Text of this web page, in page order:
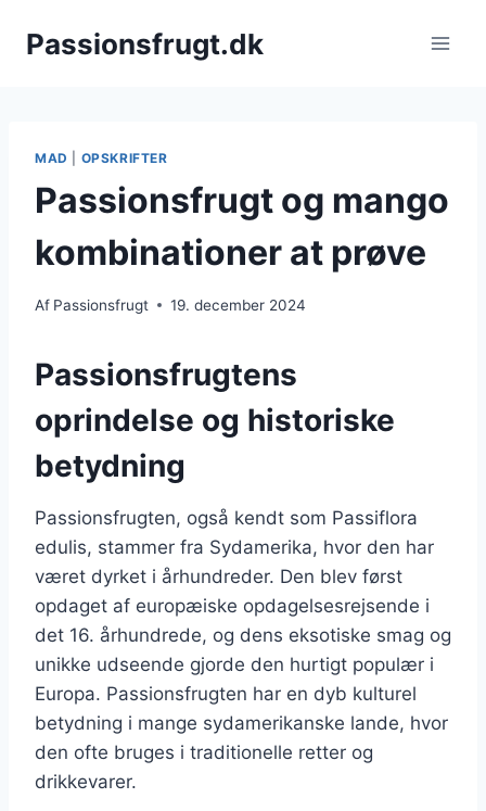
Passionsfrugt.dk
MAD OPSKRIFTER
Passionsfrugt og mango
kombinationer at prøve
Af Passionsfrugt 19. december 2024
Passionsfrugtens
oprindelse og historiske
betydning
Passionsfrugten, også kendt som Passiflora
edulis, stammer fra Sydamerika, hvor den har
været dyrket i århundreder. Den blev først
opdaget af europæiske opdagelsesrejsende i
det 16. århundrede, og dens eksotiske smag og
unikke udseende gjorde den hurtigt populær i
Europa. Passionsfrugten har en dyb kulturel
betydning i mange sydamerikanske lande, hvor
den ofte bruges i traditionelle retter og
drikkevarer.